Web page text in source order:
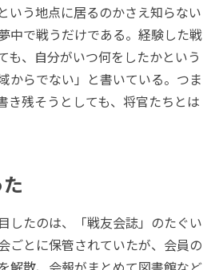
いう地点に居るのかさえ知らない
中で戦うだけである。経験した戦
も、自分がいつ何をしたかという
からでない」と書いている。つま
き残そうとしても、将官たちとは
したのは、「戦友会誌」のたぐい
ごとに保管されていたが、会員の